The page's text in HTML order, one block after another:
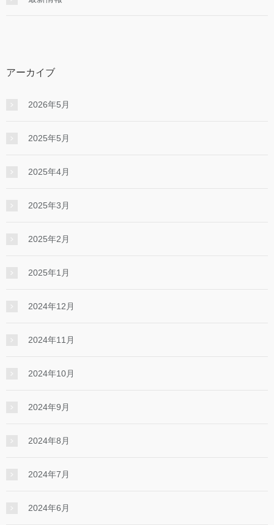
アーカイブ
2026年5月
2025年5月
2025年4月
2025年3月
2025年2月
2025年1月
2024年12月
2024年11月
2024年10月
2024年9月
2024年8月
2024年7月
2024年6月